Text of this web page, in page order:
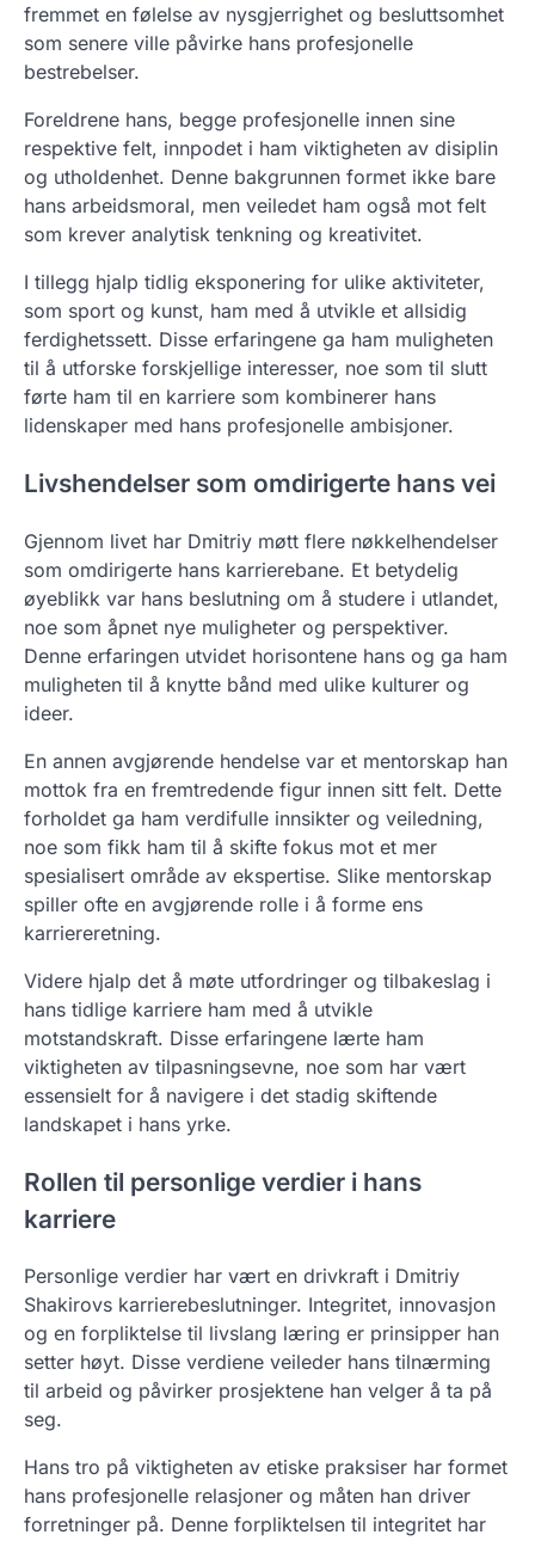
fremmet en følelse av nysgjerrighet og besluttsomhet
som senere ville påvirke hans profesjonelle
bestrebelser.
Foreldrene hans, begge profesjonelle innen sine
respektive felt, innpodet i ham viktigheten av disiplin
og utholdenhet. Denne bakgrunnen formet ikke bare
hans arbeidsmoral, men veiledet ham også mot felt
som krever analytisk tenkning og kreativitet.
I tillegg hjalp tidlig eksponering for ulike aktiviteter,
som sport og kunst, ham med å utvikle et allsidig
ferdighetssett. Disse erfaringene ga ham muligheten
til å utforske forskjellige interesser, noe som til slutt
førte ham til en karriere som kombinerer hans
lidenskaper med hans profesjonelle ambisjoner.
Livshendelser som omdirigerte hans vei
Gjennom livet har Dmitriy møtt flere nøkkelhendelser
som omdirigerte hans karrierebane. Et betydelig
øyeblikk var hans beslutning om å studere i utlandet,
noe som åpnet nye muligheter og perspektiver.
Denne erfaringen utvidet horisontene hans og ga ham
muligheten til å knytte bånd med ulike kulturer og
ideer.
En annen avgjørende hendelse var et mentorskap han
mottok fra en fremtredende figur innen sitt felt. Dette
forholdet ga ham verdifulle innsikter og veiledning,
noe som fikk ham til å skifte fokus mot et mer
spesialisert område av ekspertise. Slike mentorskap
spiller ofte en avgjørende rolle i å forme ens
karriereretning.
Videre hjalp det å møte utfordringer og tilbakeslag i
hans tidlige karriere ham med å utvikle
motstandskraft. Disse erfaringene lærte ham
viktigheten av tilpasningsevne, noe som har vært
essensielt for å navigere i det stadig skiftende
landskapet i hans yrke.
Rollen til personlige verdier i hans
karriere
Personlige verdier har vært en drivkraft i Dmitriy
Shakirovs karrierebeslutninger. Integritet, innovasjon
og en forpliktelse til livslang læring er prinsipper han
setter høyt. Disse verdiene veileder hans tilnærming
til arbeid og påvirker prosjektene han velger å ta på
seg.
Hans tro på viktigheten av etiske praksiser har formet
hans profesjonelle relasjoner og måten han driver
forretninger på. Denne forpliktelsen til integritet har